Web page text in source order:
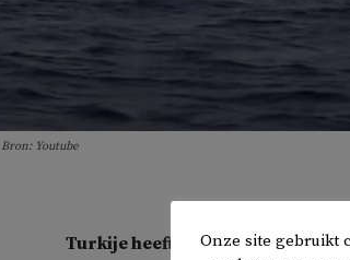
Youtube
Turkije heeft militaire deal
Onze site gebruikt